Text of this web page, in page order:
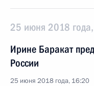
25 июня 2018
Ирине Баракат
России
25 июня 2018 года, 16:20